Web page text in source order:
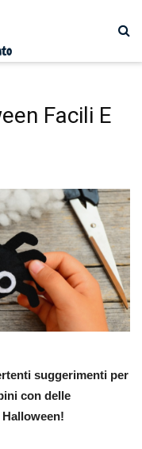
Facili E
suggerimenti per
con delle